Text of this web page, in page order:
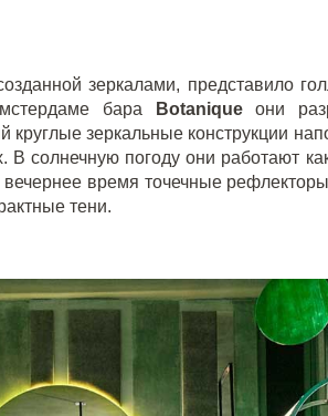
зеркалами, представило
бара Botaniqueони
круглые зеркальные конструкции
солнечную погоду они работают
время точечные
тени.